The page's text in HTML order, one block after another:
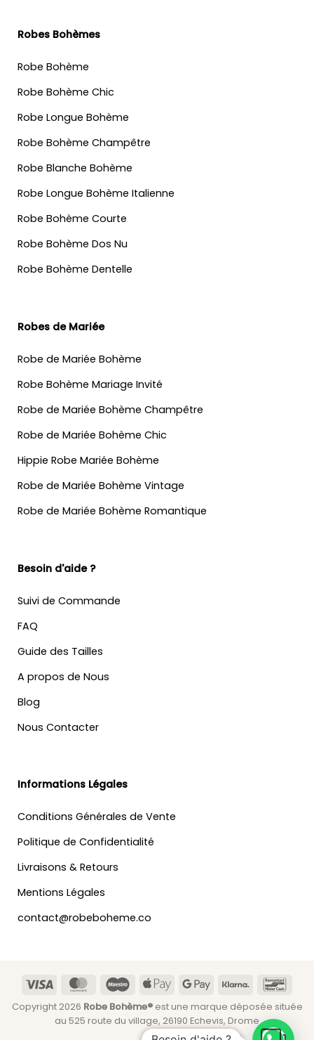
Robes Bohèmes
Robe Bohème
Robe Bohème Chic
Robe Longue Bohème
Robe Bohème Champêtre
Robe Blanche Bohème
Robe Longue Bohème Italienne
Robe Bohème Courte
Robe Bohème Dos Nu
Robe Bohème Dentelle
Robes de Mariée
Robe de Mariée Bohème
Robe Bohème Mariage Invité
Robe de Mariée Bohème Champêtre
Robe de Mariée Bohème Chic
Hippie Robe Mariée Bohème
Robe de Mariée Bohème Vintage
Robe de Mariée Bohème Romantique
Besoin d'aide ?
Suivi de Commande
FAQ
Guide des Tailles
A propos de Nous
Blog
Nous Contacter
Informations Légales
Conditions Générales de Vente
Politique de Confidentialité
Livraisons & Retours
Mentions Légales
contact@robeboheme.co
Visa MasterCardMaestroApple
Google Klarna
Copyright 2026 Robe Bohème®est une marque déposée située
au 525 route du village, 26190 Echevis, Drome